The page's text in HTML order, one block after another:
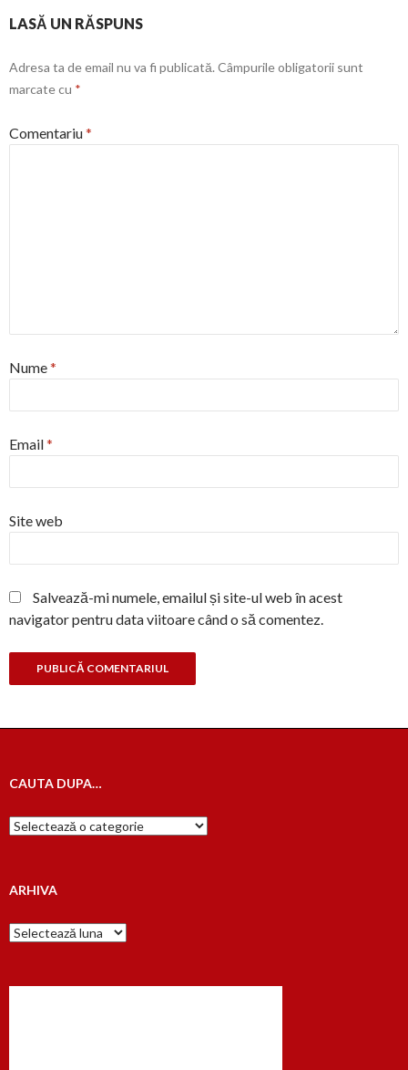
LASĂ UN RĂSPUNS
Adresa ta de email nu va fi publicată. Câmpurile obligatorii sunt
marcate cu *
Comentariu*
Nume*
Email*
Site web
Salvează-mi numele, emailul și site-ul web în acest
navigator pentru data viitoare când o să comentez.
CAUTA DUPA…
Cauta
dupa…
ARHIVA
Arhiva